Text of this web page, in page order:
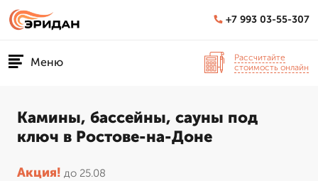
+7 993 03-55-307
Меню
Рассчитайте
стоимость онлайн
Камины, бассейны, сауны под
ключ в Ростове-на-Доне
Акция! до 25.08